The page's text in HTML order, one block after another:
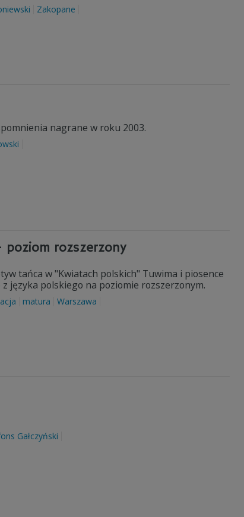
Zakopane
nagrane w roku 2003.
poziom rozszerzony
tańca w "Kwiatach polskich" Tuwima i piosence
języka polskiego na poziomie rozszerzonym.
matura Warszawa
Gałczyński